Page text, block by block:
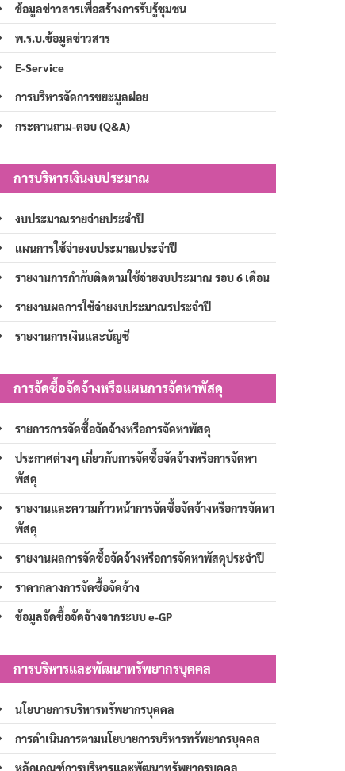
ข้อมูลข่าวสารเพื่อสร้างการรับรู้ชุมชน
พ.ร.บ.ข้อมูลข่าวสาร
E-Service
การบริหารจัดการขยะมูลฝอย
กระดานถาม-ตอบ (Q&A)
การบริหารเงินงบประมาณ
งบประมาณรายจ่ายประจำปี
แผนการใช้จ่ายงบประมาณประจำปี
รายงานการกำกับติดตามใช้จ่ายงบประมาณ รอบ 6 เดือน
รายงานผลการใช้จ่ายงบประมาณรประจำปี
รายงานการเงินและบัญชี
การจัดซื้อจัดจ้างหรือแผนการจัดหาพัสดุ
รายการการจัดซื้อจัดจ้างหรือการจัดหาพัสดุ
ประกาศต่างๆ เกี่ยวกับการจัดซื้อจัดจ้างหรือการจัดหา
พัสดุ
รายงานและความก้าวหน้าการจัดซื้อจัดจ้างหรือการจัดหา
พัสดุ
รายงานผลการจัดซื้อจัดจ้างหรือการจัดหาพัสดุประจำปี
ราคากลางการจัดซื้อจัดจ้าง
ข้อมูลจัดซื้อจัดจ้างจากระบบ e-GP
การบริหารและพัฒนาทรัพยากรบุคคล
นโยบายการบริหารทรัพยากรบุคคล
การดำเนินการตามนโยบายการบริหารทรัพยากรบุคคล
หลักเกณฑ์การบริหารและพัฒนาทรัพยากรบุคคล